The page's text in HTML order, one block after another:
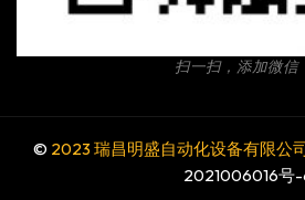
扫一扫，添加微信
© 2023 瑞昌明盛自动化设备有限公
2021006016号